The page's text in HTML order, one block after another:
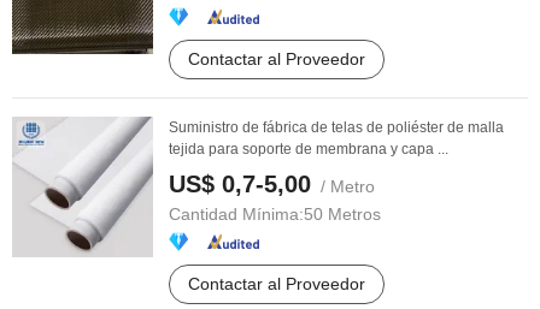
Contactar al Proveedor
Suministro de fábrica de telas de poliéster de malla
tejida para soporte de membrana y capa ...
US$ 0,7-5,00 / Metro
Cantidad Mínima:50 Metros
Contactar al Proveedor